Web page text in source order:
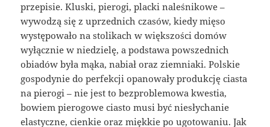
przepisie. Kluski, pierogi, placki naleśnikowe –
wywodzą się z uprzednich czasów, kiedy mięso
występowało na stolikach w większości domów
wyłącznie w niedzielę, a podstawa powszednich
obiadów była mąka, nabiał oraz ziemniaki. Polskie
gospodynie do perfekcji opanowały produkcję ciasta
na pierogi – nie jest to bezproblemowa kwestia,
bowiem pierogowe ciasto musi być niesłychanie
elastyczne, cienkie oraz miękkie po ugotowaniu. Jak